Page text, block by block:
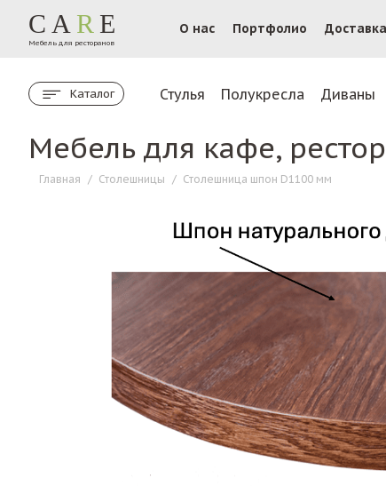
CA R E
Мебель для ресторанов
О нас Портфолио Доставка
Каталог Стулья Полукресла Диваны
Мебель для кафе,
Главная / Столешницы / Столешница шпон D1100 мм